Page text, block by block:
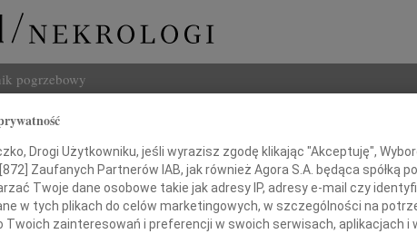
pogrzebowy
Stańczak Imię
Drogi Użytkowniku, jeśli wyrazisz zgodę klikając "Akceptuję",
872] Zaufanych Partnerów IAB, jak również Agora S.A. będąca spółką
Twoje dane osobowe takie jak adresy IP, adresy e-mail czy
w tych plikach do celów marketingowych, w szczególności na
Twoich zainteresowań i preferencji w swoich serwisach, aplikacjach i